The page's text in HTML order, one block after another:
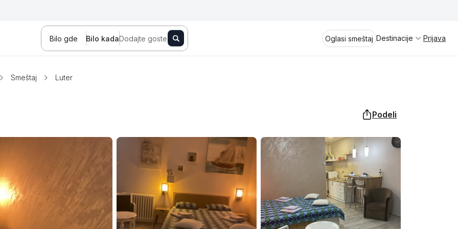
Bilo gde Bilo kadaDodajte goste Oglasi smeštaj Destinacije
Sokobanja Vrnjačka Banja
Tara Stara planina Banja Vrujci Perućac
Ždrelo Golubac Kladovo
Bašta Kraljevo Jagodina Aranđelovac
Spremite se za virtuelno putovanje
kroz jednu od najlepših zemalja
Evrope i sveta. Uživaćete u prikazima
planinskih masiva poput Tare i Šar-
planine, ali i u ravničarskim predelima
prostrane Vojvodine. Istraživanje
tradicije i kulturnog dobra Srbije
otkriće vam pravu narav srpskog
Prijava
Smeštaj Luter
Podeli